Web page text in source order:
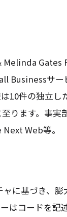
Gates
Businessサ
10件の独立し
ます。事実
Web等。
に基づき、膨
はコードを記